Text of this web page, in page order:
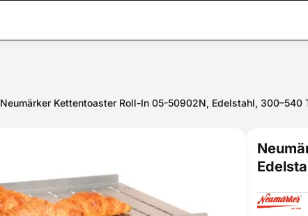
Neumärker Kettentoaster Roll-In 05-50902N, Edelstahl, 300–540